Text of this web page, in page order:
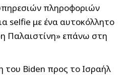
πληροφοριών
selfie με ένα αυτοκόλλητο
Παλαιστίνη» επάνω στη
του Biden προς το Ισραήλ